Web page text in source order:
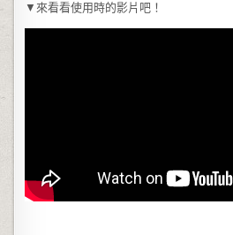
▼來看看使用時的影片吧！